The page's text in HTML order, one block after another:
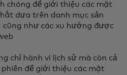
chóng để giới thiệu các mặt
dựa trên danh mục sản
cũng như các xu hướng được
chỉ hành vi lịch sử mà còn cả
để giới thiệu các mặt